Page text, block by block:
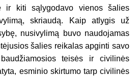
ir kiti sąlygodavo vienos šalies
skriaudą. Kaip atlygis už
nusivylimą buvo naudojamas
šalies reikalas apginti savo
teisės ir civilinės
esminio skirtumo tarp civilinės